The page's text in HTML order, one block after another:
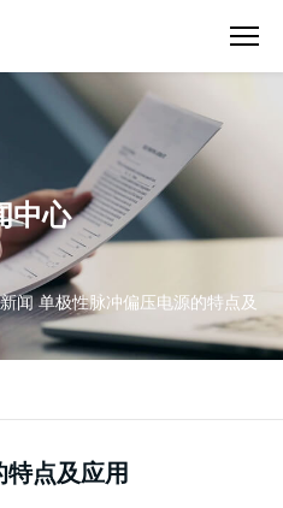
中心
闻 单极性脉冲偏压电源的特点及
点及应用